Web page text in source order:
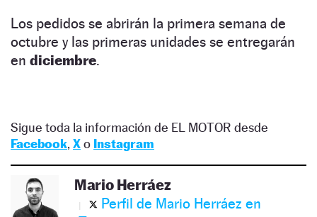
Los pedidos se abrirán la primera semana de
octubre y las primeras unidades se entregarán
en diciembre.
Sigue toda la información de EL MOTOR desde
Facebook, Xo Instagram
Mario Herráez
Perfil de Mario Herráez en